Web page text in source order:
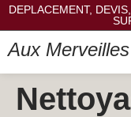
DEPLACEMENT,
Aux